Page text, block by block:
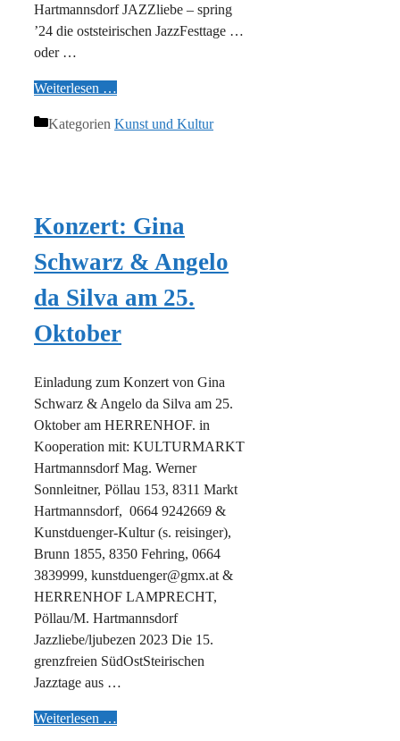
Hartmannsdorf JAZZliebe – spring
’24 die oststeirischen JazzFesttage …
oder …
Weiterlesen …
Kategorien Kunst und Kultur
Konzert: Gina
Schwarz & Angelo
da Silva am 25.
Oktober
Einladung zum Konzert von Gina
Schwarz & Angelo da Silva am 25.
Oktober am HERRENHOF. in
Kooperation mit: KULTURMARKT
Hartmannsdorf Mag. Werner
Sonnleitner, Pöllau 153, 8311 Markt
Hartmannsdorf, 0664 9242669 &
Kunstduenger-Kultur (s. reisinger),
Brunn 1855, 8350 Fehring, 0664
3839999, kunstduenger@gmx.at &
HERRENHOF LAMPRECHT,
Pöllau/M. Hartmannsdorf
Jazzliebe/ljubezen 2023 Die 15.
grenzfreien SüdOstSteirischen
Jazztage aus …
Weiterlesen …